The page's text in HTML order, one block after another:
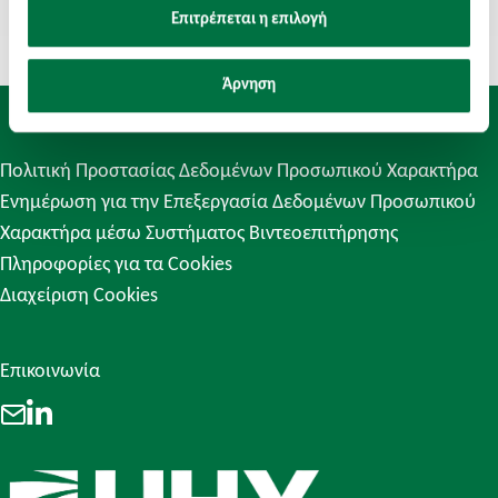
Επιτρέπεται η επιλογή
Άρνηση
Πολιτική Προστασίας Δεδομένων Προσωπικού Χαρακτήρα
Ενημέρωση για την Επεξεργασία Δεδομένων Προσωπικού
Χαρακτήρα μέσω Συστήματος Βιντεοεπιτήρησης
Πληροφορίες για τα Cookies
Διαχείριση Cookies
Επικοινωνία
EmailLinkedIn